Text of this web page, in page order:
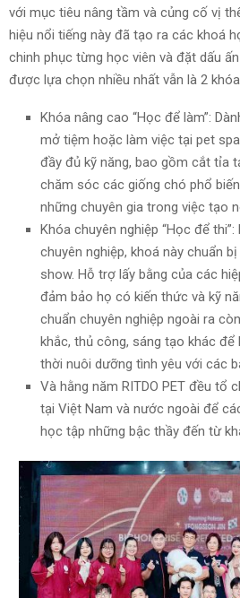
với mục tiêu nâng tầm và củng cố vị
hiệu nổi tiếng này đã tạo ra các khoá
chinh phục từng học viên và đặt dấu
được lựa chọn nhiều nhất vẫn là 2
Khóa nâng cao “Học để làm”:
mở tiệm hoặc làm việc tại pet
đầy đủ kỹ năng, bao gồm cắt tỉa
chăm sóc các giống chó phổ
những chuyên gia trong việc tạo
Khóa chuyên nghiệp “Học để
chuyên nghiệp, khoá này chuẩn
show. Hỗ trợ lấy bằng của các
đảm bảo họ có kiến thức và kỹ
chuẩn chuyên nghiệp ngoài ra
khắc, thủ công, sáng tạo khác
thời nuôi dưỡng tình yêu với các
Và hằng năm RITDO PET đều tổ
tại Việt Nam và nước ngoài để
học tập những bậc thầy đến từ